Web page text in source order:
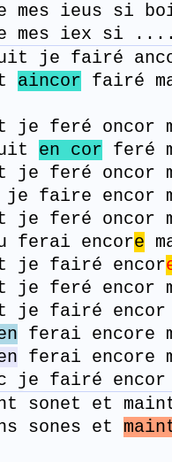
mes ieus si
mes iex si
je fairé
aincor fairé
feré oncor
en cor feré
feré oncor
faire encor
feré oncor
ferai encore
fairé encor
feré encor
fairé encor
ferai encore
ferai encore
je fairé
sonet et
sones et